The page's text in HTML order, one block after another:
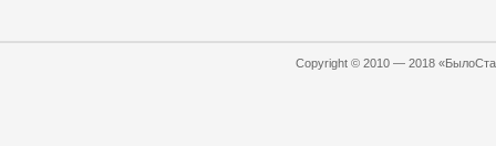
Copyright © 2010 — 2018